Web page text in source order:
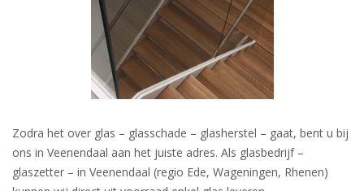
Zodra het over glas – glasschade – glasherstel – gaat, bent u bij
ons in Veenendaal aan het juiste adres. Als glasbedrijf –
glaszetter – in Veenendaal (regio Ede, Wageningen, Rhenen)